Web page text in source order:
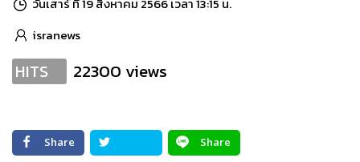
isranews
HITS 22300 views
Share
Share